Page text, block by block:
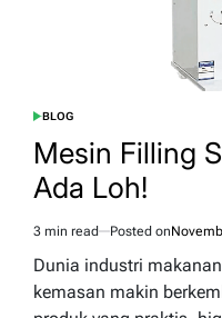
POSTED
BLOG
Mesin Filling
Ada Loh!
Estimated
read
3 min read Posted on
Dunia industri
kemasan makin